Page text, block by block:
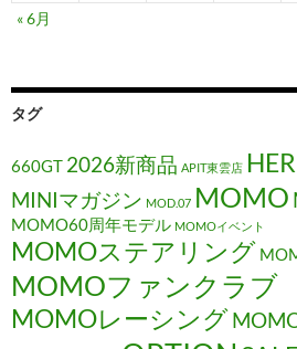
« 6月
タグ
660GT 2026新商品 APIT東雲店
MINIマガジン MOD.07 MOMO
MOMO60周年モデル MOMOイベント
MOMOステアリング
MOMOファンクラブ
MOMOレーシング